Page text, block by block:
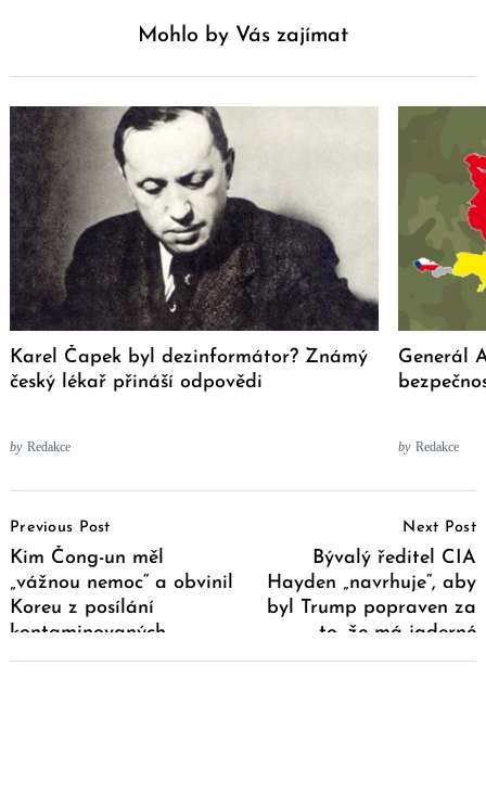
Mohlo by Vás zajímat
Karel Čapek byl dezinformátor? Známý
český lékař přináší odpovědi
by Redakce
Generál
by Redakce
Navigation
Previous Post
Kim Čong-un měl
„vážnou nemoc“ a obvinil
Koreu z posílání
kontaminovaných
předmětů přes hranice
Next Post
Bývalý ředitel CIA
Hayden „navrhuje“, aby
byl Trump popraven za
to, že má jaderné
dokumenty